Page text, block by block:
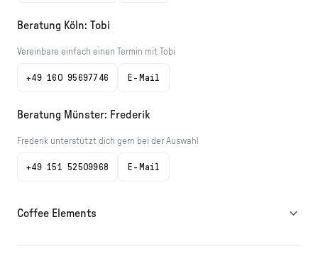
Coffee Elements
Beratung Köln: Tobi
Vereinbare einfach einen Termin mit Tobi
+49 160 95697746 E-Mail
Beratung Münster: Frederik
Frederik unterstützt dich gern bei der Auswahl
+49 151 52509968 E-Mail